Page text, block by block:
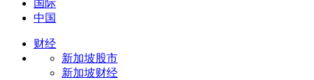
国际
中国
财经
新加坡股市
新加坡财经